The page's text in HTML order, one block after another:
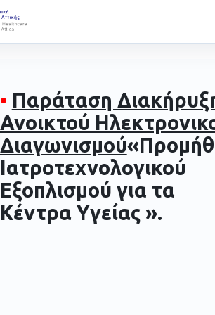
• Παράταση
Ανοικτού
Διαγωνισμού
Ιατροτεχνολογικού
Εξοπλισμού για τα
Κέντρα Υγείας ».